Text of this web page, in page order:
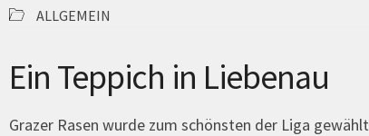
ALLGEMEIN
Ein Teppich in Liebenau
Grazer Rasen wurde zum schönsten der Liga gewählt